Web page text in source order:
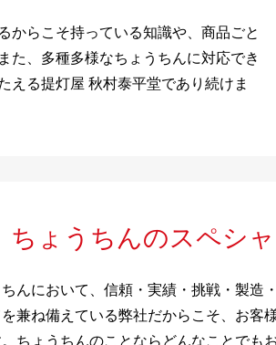
からこそ持っている知識や、商品ごと
た、多種多様なちょうちんに対応でき
える提灯屋 秋村泰平堂であり続けま
ちょうちんのスペシ
んにおいて、信頼・実績・挑戦・製造
兼ね備えている弊社だからこそ、お客
ちょうちんのことならどんなことでも